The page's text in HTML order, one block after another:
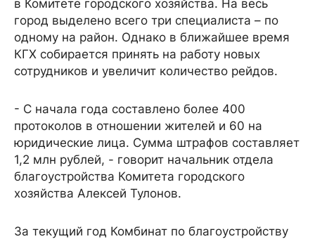
в Комитете городского хозяйства. На весь
город выделено всего три специалиста – по
одному на район. Однако в ближайшее время
КГХ собирается принять на работу новых
сотрудников и увеличит количество рейдов.
- С начала года составлено более 400
протоколов в отношении жителей и 60 на
юридические лица. Сумма штрафов составляет
1,2 млн рублей, - говорит начальник отдела
благоустройства Комитета городского
хозяйства Алексей Тулонов.
За текущий год Комбинат по благоустройству